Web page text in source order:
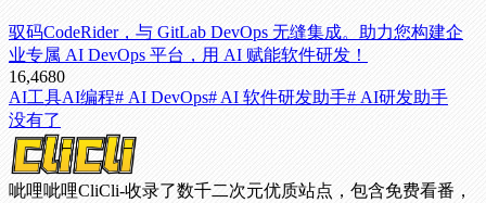
驭码CodeRider，与 GitLab DevOps 无缝集成。助力您构建企
业专属 AI DevOps 平台，用 AI 赋能软件研发！
16,4680
AI工具AI编程# AI DevOps# AI 软件研发助手# AI研发助手
没有了
呲哩呲哩CliCli-收录了数千二次元优质站点，包含免费看番，